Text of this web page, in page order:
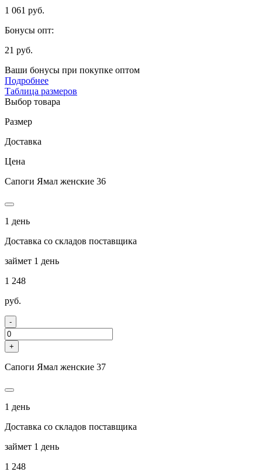
1 061 руб.
Бонусы опт:
21 руб.
Ваши бонусы при покупке оптом
Подробнее
Таблица размеров
Выбор товара
Размер
Доставка
Цена
Сапоги Ямал женские 36
1 день
Доставка со складов поставщика
займет 1 день
1 248
руб.
-
+
Сапоги Ямал женские 37
1 день
Доставка со складов поставщика
займет 1 день
1 248